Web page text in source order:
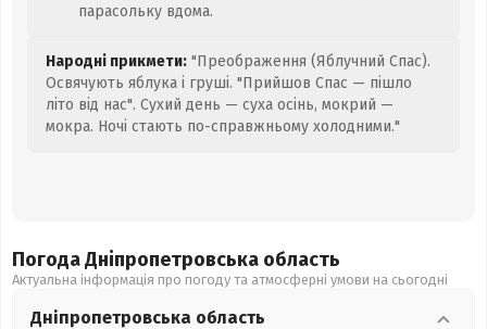
парасольку вдома.
Народні прикмети: "Преображення (Яблучний Спас).
Освячують яблука і груші. "Прийшов Спас — пішло
літо від нас". Сухий день — суха осінь, мокрий —
мокра. Ночі стають по-справжньому холодними."
Погода Дніпропетровська область
Актуальна інформація про погоду та атмосферні умови на сьогодні
Дніпропетровська область